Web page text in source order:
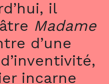
il
Madame
d’une
incarne